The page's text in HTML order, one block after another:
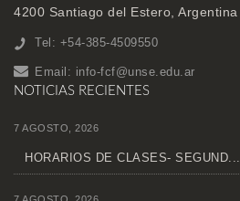
4200 Santiago del Estero, Argentina
Tel: +54-385-4509550
Email: info-fcf@unse.edu.ar
NOTICIAS RECIENTES
7 AGOSTO, 2026
HORARIOS DE CLASES- SEGUND...